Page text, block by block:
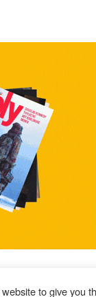
to give you